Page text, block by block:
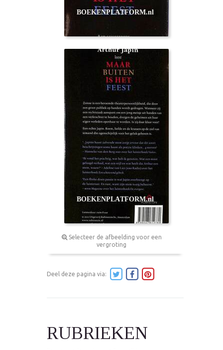
Selecteer de afbeelding voor een
vergroting
Deel deze pagina via:
RUBRIEKEN